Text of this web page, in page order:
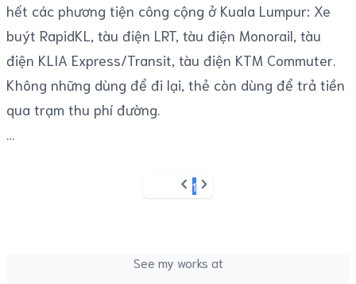
hết các phương tiện công cộng ở Kuala Lumpur: Xe
buýt RapidKL, tàu điện LRT, tàu điện Monorail, tàu
điện KLIA Express/Transit, tàu điện KTM Commuter.
Không những dùng để đi lại, thẻ còn dùng để trả tiền
qua trạm thu phí đường.
Previous
1Next
See my works at